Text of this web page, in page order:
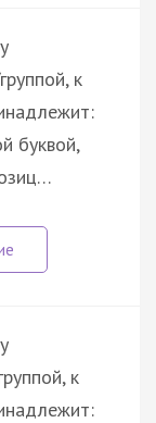
к
буквой,
к